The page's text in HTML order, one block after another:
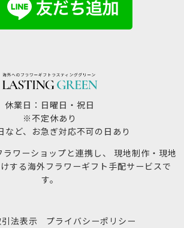
休業日：日曜日・祝日
※不定休あり
など、お急ぎ対応不可の日あり
ラワーショップと連携し、 現地制作・現地
する海外フラワーギフト手配サービスで
す。
法表示 プライバシーポリシー